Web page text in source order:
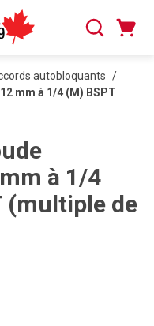
Recherche
autobloquants /
mm à 1/4 (M) BSPT
à 1/4
(multiple de